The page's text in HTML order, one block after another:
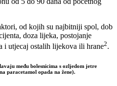
od kojih su najbitniji spol, dob
doza lijeka, postojanje
i utjecaj ostalih lijekova ili hrane2.
među bolesnicima s ozljedom jetre
paracetamol opada na žene).